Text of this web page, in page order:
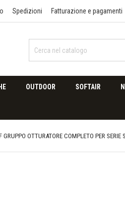
Spedizioni Fatturazione e pagamenti
OUTDOOR SOFTAIR
GRUPPO OTTURATORE COMPLETO PER SERIE